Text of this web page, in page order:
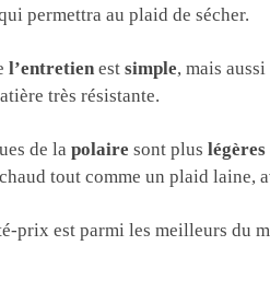
permettra au plaid de sécher.
l’entretien est simple, mais
très résistante.
de la polaire sont plus légères
tout comme un plaid laine,
est parmi les meilleurs du